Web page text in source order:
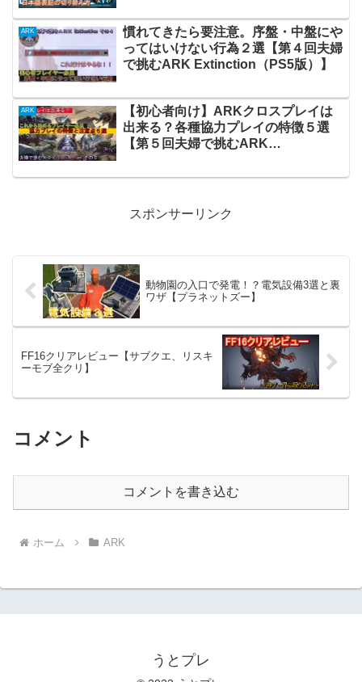
ARK
慣れてきたら要注意。序盤・中盤にや
ってはいけない行為２選【第４回夫婦
で挑むARK Extinction（PS5版）】
ARK
【初心者向け】ARKクロスプレイは
出来る？各種協力プレイの特徴５選
【第５回夫婦で挑むARK
スポンサーリンク
動物園の入口で発電！？電気設備3選と裏
ワザ【プラネットズー】
FF16クリアレビュー【サブクエ、リスキ
ーモブ全クリ】
コメント
コメントを書き込む
ホーム ARK
うとプレ